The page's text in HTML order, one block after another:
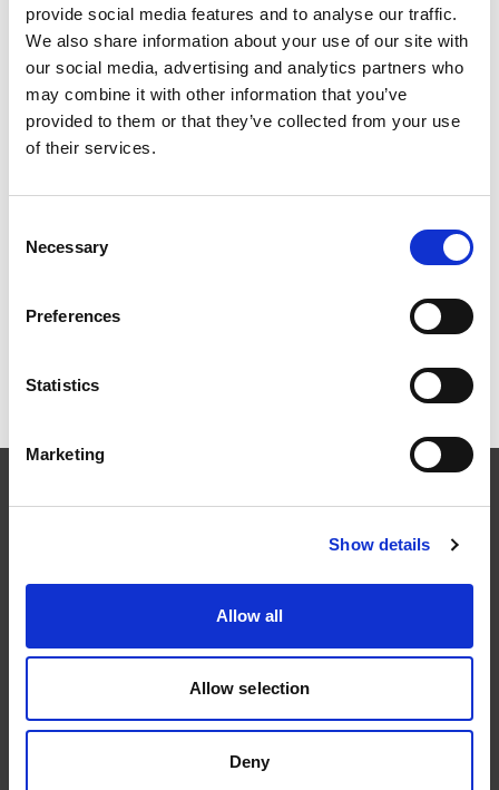
provide social media features and to analyse our traffic.
We also share information about your use of our site with
our social media, advertising and analytics partners who
may combine it with other information that you’ve
provided to them or that they’ve collected from your use
of their services.
Selection
Necessary
Preferences
Statistics
Marketing
Show details
Allow all
Allow selection
Deny
Innfestning og komponenter